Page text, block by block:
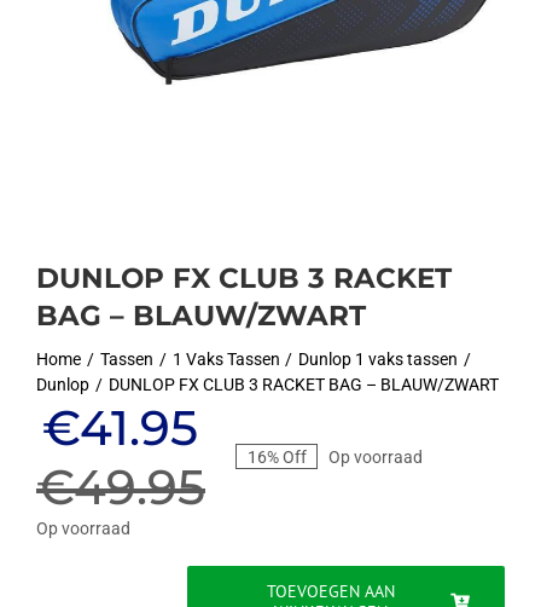
DUNLOP FX CLUB 3 RACKET
BAG – BLAUW/ZWART
Home Tassen 1 Vaks Tassen
Dunlop 1 vaks tassen
Dunlop
DUNLOP FX CLUB 3 RACKET BAG – BLAUW/ZWART
€49.95
Oorspronkelijke
prijs
was:
€41.95
Huidige
prijs
is:
16% Off Op voorraad
Op voorraad
TOEVOEGEN AAN